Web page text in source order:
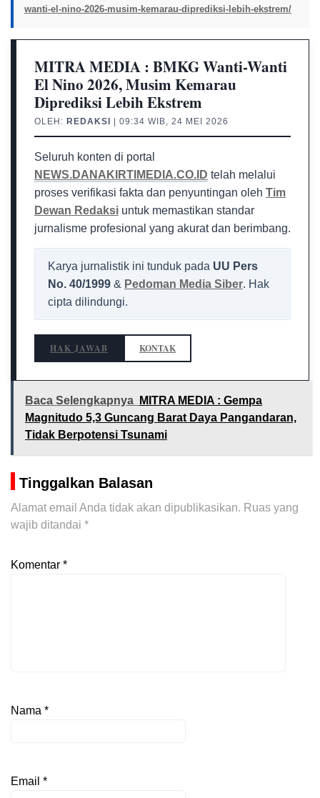
wanti-el-nino-2026-musim-kemarau-diprediksi-lebih-ekstrem/
MITRA MEDIA : BMKG Wanti-Wanti
El Nino 2026, Musim Kemarau
Diprediksi Lebih Ekstrem
OLEH: REDAKSI | 09:34 WIB, 24 MEI 2026
Seluruh konten di portal
NEWS.DANAKIRTIMEDIA.CO.ID telah melalui
proses verifikasi fakta dan penyuntingan oleh Tim
Dewan Redaksi untuk memastikan standar
jurnalisme profesional yang akurat dan berimbang.
Karya jurnalistik ini tunduk pada UU Pers
No. 40/1999 & Pedoman Media Siber. Hak
cipta dilindungi.
HAK JAWAB KONTAK
Baca Selengkapnya
MITRA MEDIA : Gempa
Magnitudo 5,3 Guncang Barat Daya Pangandaran,
Tidak Berpotensi Tsunami
Tinggalkan Balasan
Alamat email Anda tidak akan dipublikasikan. Ruas yang
wajib ditandai *
Komentar *
Nama *
Email *